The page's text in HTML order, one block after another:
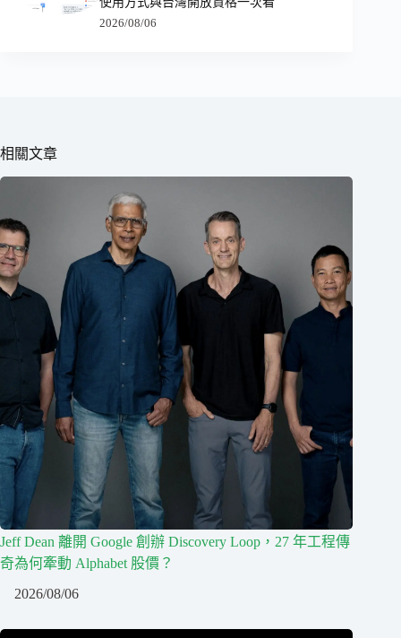
2026/08/06
相關文章
Jeff Dean 離開 Google 創辦 Discovery Loop，27 年工程傳
奇為何牽動 Alphabet 股價？
2026/08/06